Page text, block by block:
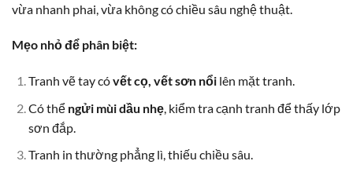
vừa nhanh phai, vừa không có chiều sâu nghệ thuật.
Mẹo nhỏ để phân biệt:
Tranh vẽ tay cóvết cọ, vết sơn nổilên mặt tranh.
Có thể ngửi mùi dầu nhẹ, kiểm tra cạnh tranh để thấy lớp
sơn đắp.
Tranh in thường phẳng lì, thiếu chiều sâu.